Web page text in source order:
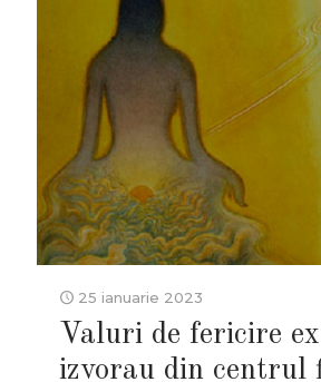
25 ianuarie 2023
Valuri de fericire
izvorau din centrul